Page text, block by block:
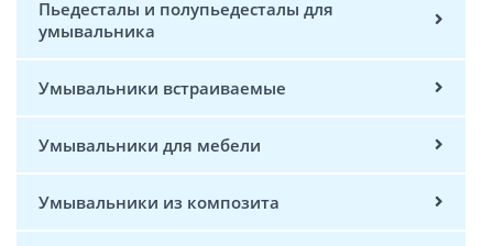
Пьедесталы и полупьедесталы для
умывальника
Умывальники встраиваемые
Умывальники для мебели
Умывальники из композита